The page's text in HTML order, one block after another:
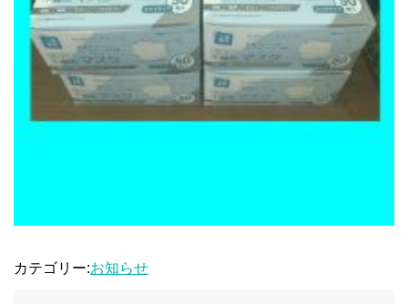
カテゴリー:お知らせ